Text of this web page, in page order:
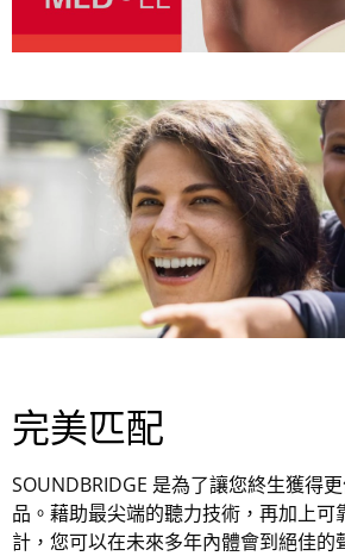
完美匹配
SOUNDBRIDGE 是為了讓您終生獲得
品。藉助最尖端的聽力技術，再加上可
計，您可以在未來多年內體會到絕佳的